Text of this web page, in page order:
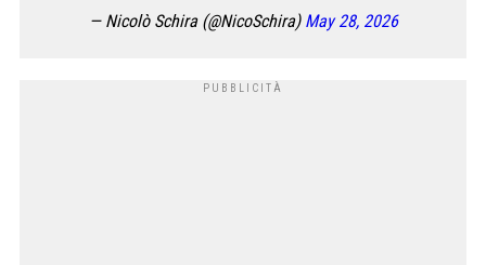
— Nicolò Schira (@NicoSchira) May 28, 2026